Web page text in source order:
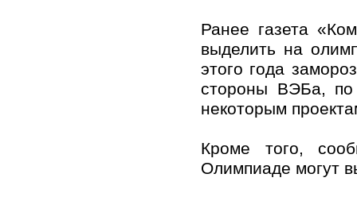
Ранее газета
выделить на
этого года
стороны ВЭБа,
некоторым
Кроме того,
Олимпиаде могут